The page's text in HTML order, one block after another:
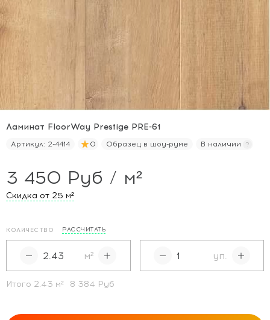
Ламинат FloorWay Prestige PRE-61
Артикул: 2-4414 0 Образец в шоу-руме В наличии
3 450 Руб / м²
Скидка от 25 м²
КОЛИЧЕСТВО РАССЧИТАТЬ
м² уп.
Итого 2.43 м² 8 384 Руб